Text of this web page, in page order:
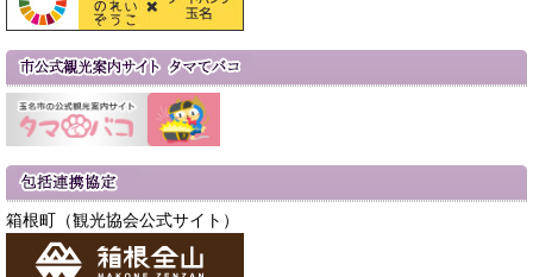
箱根町（観光協会公式サイト）